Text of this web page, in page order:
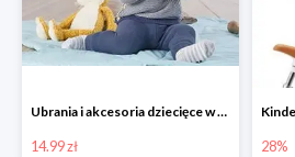
Ubrania i akcesoria dziecięce w Lidlu Online od 14,99 zł
14.99 zł 28%